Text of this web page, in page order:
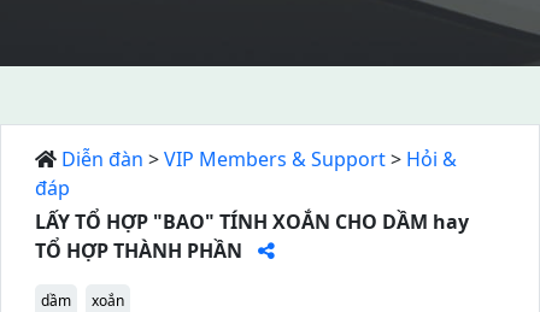
Diễn đàn >VIP Members & Support> Hỏi &
đáp
LẤY TỔ HỢP "BAO" TÍNH XOẮN CHO DẦM hay
TỔ HỢP THÀNH PHẦN
dầm xoắn